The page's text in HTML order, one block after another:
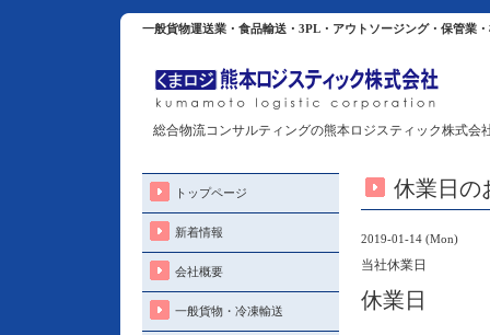
一般貨物運送業・食品輸送・3PL・アウトソージング・保管業
総合物流コンサルティングの熊本ロジスティック株式会
休業日の
2019-01-14 (Mon)
当社休業日
休業日
トップページ
新着情報
会社概要
一般貨物・冷凍輸送